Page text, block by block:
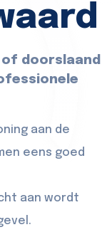
of doorslaand
aan de
eens goed
aan wordt